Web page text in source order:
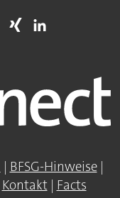
| BFSG-Hinweise|
Kontakt| Facts